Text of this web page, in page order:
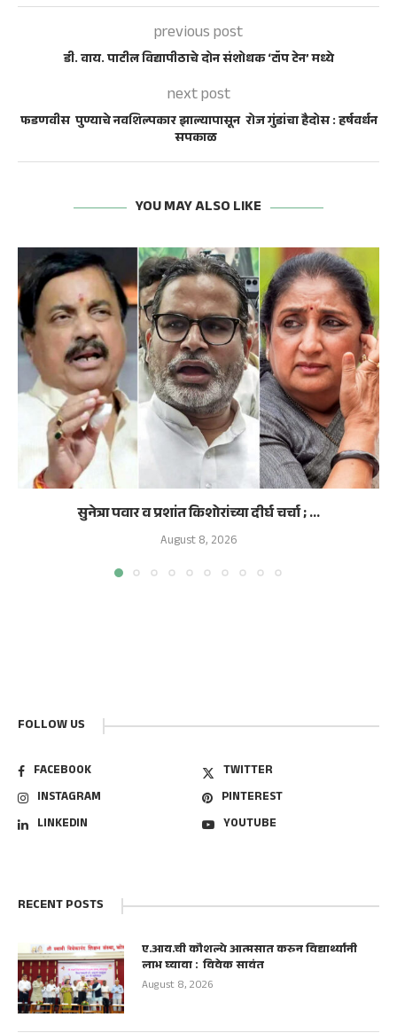
previous post
डी. वाय. पाटील विद्यापीठाचे दोन संशोधक ‘टॉप टेन’ मध्ये
next post
फडणवीस पुण्याचे नवशिल्पकार झाल्यापासून रोज गुंडांचा हैदोस : हर्षवर्धन
सपकाळ
YOU MAY ALSO LIKE
सुनेत्रा पवार व प्रशांत किशोरांच्या दीर्घ चर्चा ; ...
August 8, 2026
FOLLOW US
FACEBOOK
TWITTER
INSTAGRAM
PINTEREST
LINKEDIN
YOUTUBE
RECENT POSTS
ए.आय.ची कौशल्ये आत्मसात करुन विद्यार्थ्यांनी
लाभ घ्यावा : विवेक सावंत
August 8, 2026